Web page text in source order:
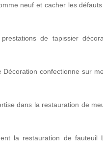
neuf et cacher les
de tapissier
Décoration confectionne sur
dans la restauration de
la restauration de fauteuil